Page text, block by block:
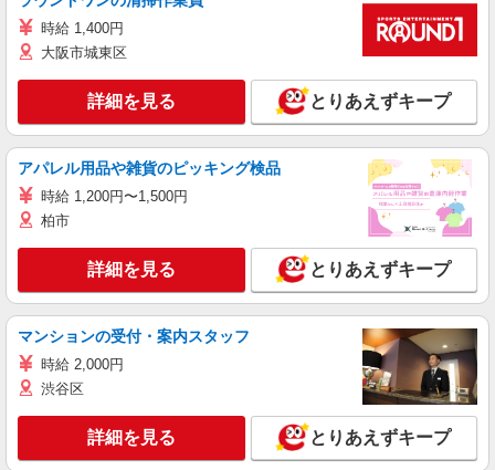
時給 1,400円
大阪市城東区
詳細を見る とりあえずキープ
アパレル用品や雑貨のピッキング検品
時給 1,200円〜1,500円
柏市
詳細を見る とりあえずキープ
マンションの受付・案内スタッフ
時給 2,000円
渋谷区
詳細を見る とりあえずキープ